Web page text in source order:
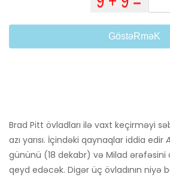
GöstəRməK
Brad Pitt övladları ilə vaxt keçirməyi
azı yarısı. İçindəki qaynaqlar iddia edir
gününü (18 dekabr) və Milad
qeyd edəcək. Digər üç övladının niyə